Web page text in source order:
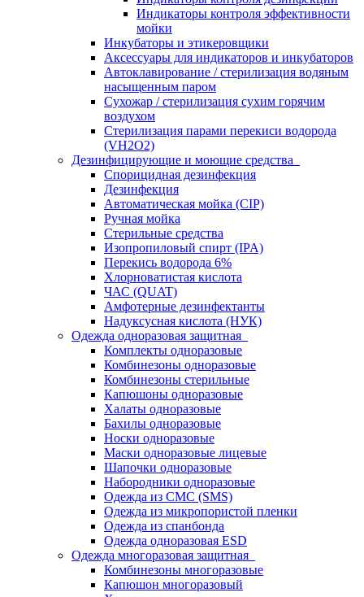
Индикаторы контроля эффективности
мойки
Инкубаторы и этикеровщики
Аксессуары для индикаторов и инкубаторов
Автоклавирование / стерилизация водяным
насыщенным паром
Сухожар / стерилизация сухим горячим
воздухом
Стерилизация парами перекиси водорода
(VH2O2)
Дезинфицирующие и моющие средства
Спорицидная дезинфекция
Дезинфекция
Автоматическая мойка (CIP)
Ручная мойка
Стерильные средства
Изопропиловый спирт (IPA)
Перекись водорода 6%
Хлорноватистая кислота
ЧАС (QUAT)
Амфотерные дезинфектанты
Надуксусная кислота (НУК)
Одежда одноразовая защитная
Комплекты одноразовые
Комбинезоны одноразовые
Комбинезоны стерильные
Капюшоны одноразовые
Халаты одноразовые
Бахилы одноразовые
Носки одноразовые
Маски одноразовые лицевые
Шапочки одноразовые
Набородники одноразовые
Одежда из СМС (SMS)
Одежда из микропористой пленки
Одежда из спанбонда
Одежда одноразовая ESD
Одежда многоразовая защитная
Комбинезоны многоразовые
Капюшон многоразовый